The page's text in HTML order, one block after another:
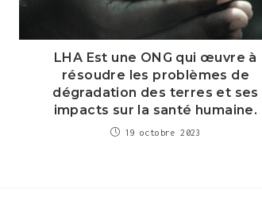
LHA Est une ONG qui œuvre à
résoudre les problèmes de
dégradation des terres et ses
impacts sur la santé humaine.
19 octobre 2023